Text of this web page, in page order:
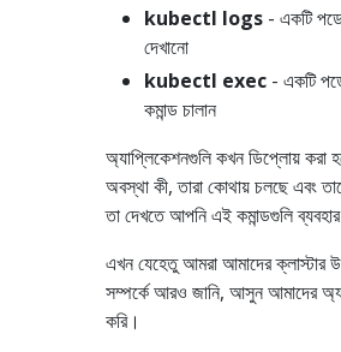
kubectl logs - একটি
দেখানো
kubectl exec - একটি
কমান্ড চালান
অ্যাপ্লিকেশনগুলি কখন ডিপ্লোয় করা
অবস্থা কী, তারা কোথায় চলছে এবং
তা দেখতে আপনি এই কমান্ডগুলি
এখন যেহেতু আমরা আমাদের ক্লাস্টার
সম্পর্কে আরও জানি, আসুন আমাদের
করি।